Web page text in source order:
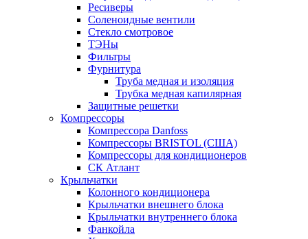
Ресиверы
Соленоидные вентили
Стекло смотровое
ТЭНы
Фильтры
Фурнитура
Труба медная и изоляция
Трубка медная капилярная
Защитные решетки
Компрессоры
Компрессора Danfoss
Компрессоры BRISTOL (США)
Компрессоры для кондиционеров
СК Атлант
Крыльчатки
Колонного кондиционера
Крыльчатки внешнего блока
Крыльчатки внутреннего блока
Фанкойла